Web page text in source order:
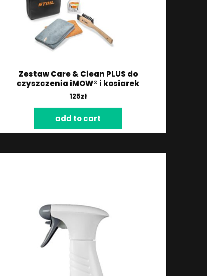
Zestaw Care & Clean PLUS do
czyszczenia iMOW® i kosiarek
125zł
add to cart